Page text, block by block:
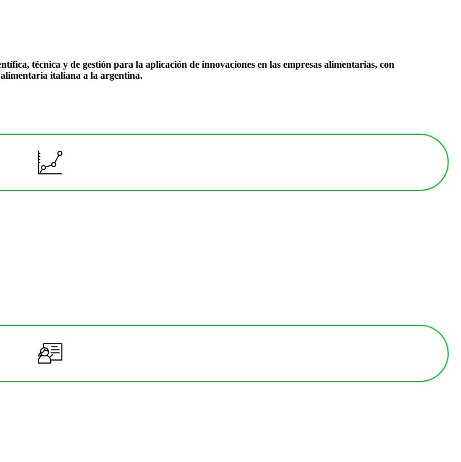
técnica y de gestión para la aplicación de innovaciones en las empresas alimentarias, con
italiana a la argentina.